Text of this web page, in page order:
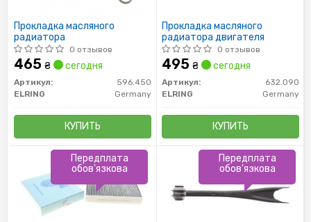
Прокладка масляного
радиатора
0 отзывов
465 ₴ сегодня
Артикул:
596.450
ELRING
Germany
КУПИТЬ
Прокладка масляного
радиатора двигателя
0 отзывов
495 ₴ сегодня
Артикул:
632.090
ELRING
Germany
КУПИТЬ
Передплата
обов'язкова
Передплата
обов'язкова